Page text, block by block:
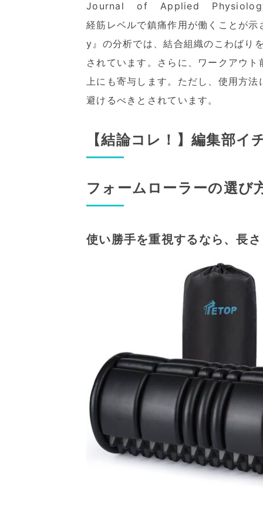
Journal of Applied Physiology』
経筋レベルで鎮痛作用が働くこと
y』の分析では、結合組織のこわばり
されています。さらに、ワークアウ
上にも寄与します。ただし、使用方
避けるべきとされています。
【結論コレ！】編集部イ
フォームローラーの選び
使い勝手を重視するなら、